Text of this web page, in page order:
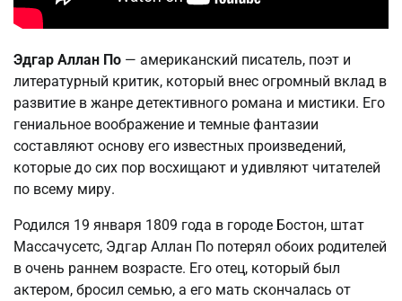
Эдгар Аллан По — американский писатель, поэт и
литературный критик, который внес огромный вклад в
развитие в жанре детективного романа и мистики. Его
гениальное воображение и темные фантазии
составляют основу его известных произведений,
которые до сих пор восхищают и удивляют читателей
по всему миру.
Родился 19 января 1809 года в городе Бостон, штат
Массачусетс, Эдгар Аллан По потерял обоих родителей
в очень раннем возрасте. Его отец, который был
актером, бросил семью, а его мать скончалась от